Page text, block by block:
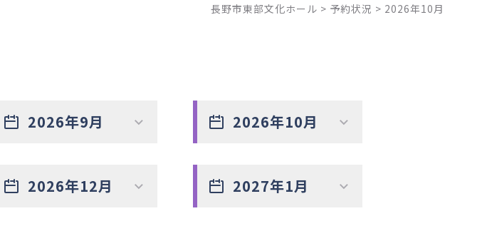
長野市東部文化ホール > 予約状況 > 2026年10月
2026年9月 2026年10月
2026年12月 2027年1月